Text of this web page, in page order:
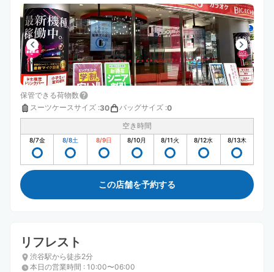
保管できる荷物数
スーツケースサイズ :30 バッグサイズ :0
空き時間
8/7金 8/8土 8/9日 8/10月 8/11火 8/12水 8/13木
この店舗を予約する
リフレスト
渋谷駅から徒歩2分
本日の営業時間 : 10:00〜06:00